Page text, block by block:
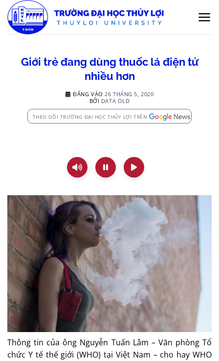
qua
nội
Giới trẻ đang dùng thuốc lá điện tử
nhiều hơn
ĐĂNG VÀO 26 THÁNG 5, 2020
BỞI DATA OLD
THEO DÕI TRƯỜNG ĐẠI HỌC THỦY LỢI TRÊN
Thông tin của ông Nguyễn Tuấn Lâm – Văn phòng Tổ
chức Y tế thế giới (WHO) tại Việt Nam – cho hay WHO